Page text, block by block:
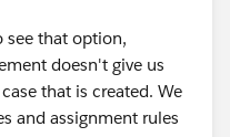
see that option,
doesn't give us
that is created. We
and assignment rules